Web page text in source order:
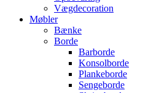
Vægdecoration
Møbler
Bænke
Borde
Barborde
Konsolborde
Plankeborde
Sengeborde